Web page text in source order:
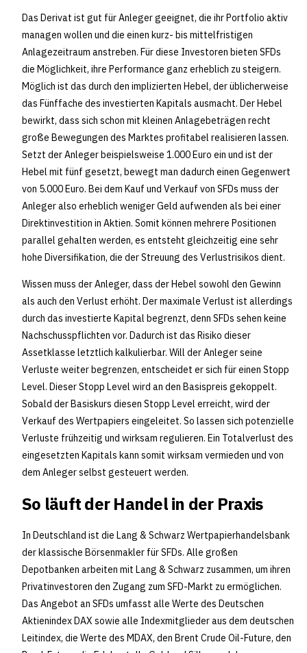
Das Derivat ist gut für Anleger geeignet, die ihr Portfolio aktiv
managen wollen und die einen kurz- bis mittelfristigen
Anlagezeitraum anstreben. Für diese Investoren bieten SFDs
die Möglichkeit, ihre Performance ganz erheblich zu steigern.
Möglich ist das durch den implizierten Hebel, der üblicherweise
das Fünffache des investierten Kapitals ausmacht. Der Hebel
bewirkt, dass sich schon mit kleinen Anlagebeträgen recht
große Bewegungen des Marktes profitabel realisieren lassen.
Setzt der Anleger beispielsweise 1.000 Euro ein und ist der
Hebel mit fünf gesetzt, bewegt man dadurch einen Gegenwert
von 5.000 Euro. Bei dem Kauf und Verkauf von SFDs muss der
Anleger also erheblich weniger Geld aufwenden als bei einer
Direktinvestition in Aktien. Somit können mehrere Positionen
parallel gehalten werden, es entsteht gleichzeitig eine sehr
hohe Diversifikation, die der Streuung des Verlustrisikos dient.
Wissen muss der Anleger, dass der Hebel sowohl den Gewinn
als auch den Verlust erhöht. Der maximale Verlust ist allerdings
durch das investierte Kapital begrenzt, denn SFDs sehen keine
Nachschusspflichten vor. Dadurch ist das Risiko dieser
Assetklasse letztlich kalkulierbar. Will der Anleger seine
Verluste weiter begrenzen, entscheidet er sich für einen Stopp
Level. Dieser Stopp Level wird an den Basispreis gekoppelt.
Sobald der Basiskurs diesen Stopp Level erreicht, wird der
Verkauf des Wertpapiers eingeleitet. So lassen sich potenzielle
Verluste frühzeitig und wirksam regulieren. Ein Totalverlust des
eingesetzten Kapitals kann somit wirksam vermieden und von
dem Anleger selbst gesteuert werden.
So läuft der Handel in der Praxis
In Deutschland ist die Lang & Schwarz Wertpapierhandelsbank
der klassische Börsenmakler für SFDs. Alle großen
Depotbanken arbeiten mit Lang & Schwarz zusammen, um ihren
Privatinvestoren den Zugang zum SFD-Markt zu ermöglichen.
Das Angebot an SFDs umfasst alle Werte des Deutschen
Aktienindex DAX sowie alle Indexmitglieder aus dem deutschen
Leitindex, die Werte des MDAX, den Brent Crude Oil-Future, den